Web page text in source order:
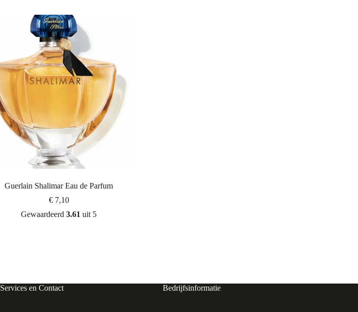
Guerlain Shalimar Eau de Parfum
€7,10
Gewaardeerd3.61 uit 5
Services en Contact Bedrijfsinformatie